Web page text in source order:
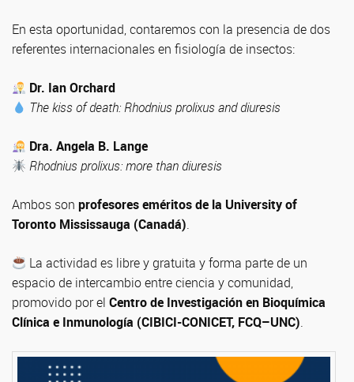
En esta oportunidad, contaremos con la presencia de dos
referentes internacionales en fisiología de insectos:
Dr. Ian Orchard
The kiss of death: Rhodnius prolixus and diuresis
Dra. Angela B. Lange
Rhodnius prolixus: more than diuresis
Ambos son profesores eméritos de la University of
Toronto Mississauga (Canadá).
La actividad es libre y gratuita y forma parte de un
espacio de intercambio entre ciencia y comunidad,
promovido por el Centro de Investigación en Bioquímica
Clínica e Inmunología (CIBICI-CONICET, FCQ–UNC).